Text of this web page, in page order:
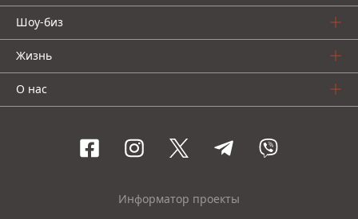
Шоу-биз
Жизнь
О нас
Информатор проекты